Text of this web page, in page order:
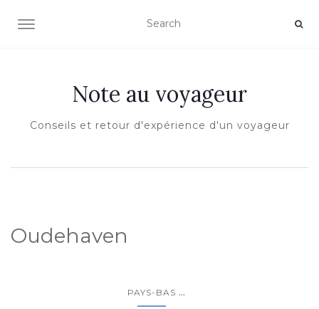
OUVRIR/FERMER LA NAVIGATION
Note au voyageur
Conseils et retour d'expérience d'un voyageur
Oudehaven
PAYS-BAS ...